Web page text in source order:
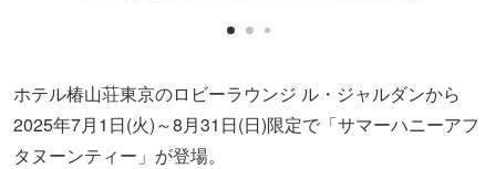
ホテル椿山荘東京のロビーラウンジ ル・ジャルダンから
2025年7月1日(火)～8月31日(日)限定で「サマーハニーアフ
タヌーンティー」が登場。